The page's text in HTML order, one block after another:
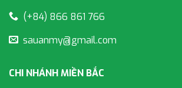
(+84) 866 861 766
sauanmy@gmail.com
CHI NHÁNH MIỀN BẮC